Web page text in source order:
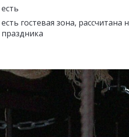
есть
есть гостевая зона,
праздника